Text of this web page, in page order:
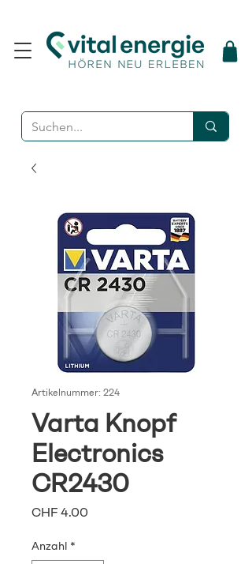
Artikelnummer: 224
Varta Knopf
Electronics
CR2430
CHF 4.00
Anzahl *